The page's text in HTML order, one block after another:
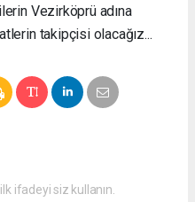
Vezirköprü adına
takipçisi olacağız...
ifadeyi siz kullanın.